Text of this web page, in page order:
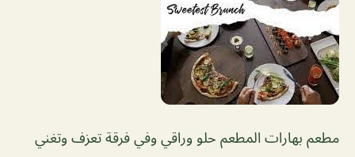
مطعم بهارات المطعم حلو وراقي وفي فرقة تعزف وتغني